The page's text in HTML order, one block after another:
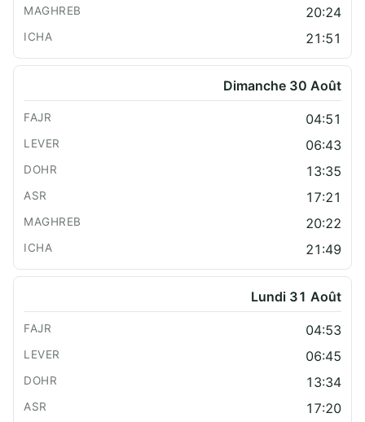
20:24
21:51
Dimanche 30 Août
04:51
06:43
13:35
17:21
20:22
21:49
Lundi 31 Août
04:53
06:45
13:34
17:20